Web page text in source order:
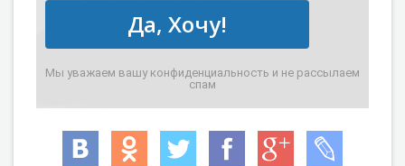
Да, Хочу!
Мы уважаем вашу конфиденциальность и не рассылаем
спам